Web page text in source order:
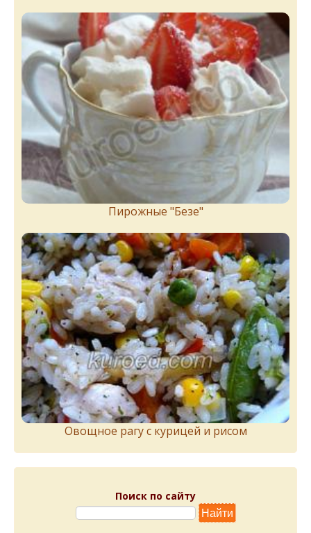
Пирожныe "Бeзe"
Овощное рагу с курицей и рисом
Поиск по сайту